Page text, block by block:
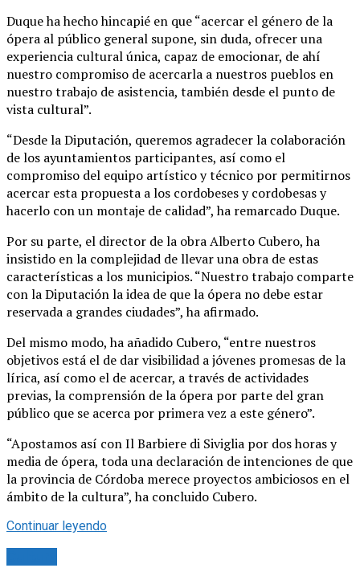
Duque ha hecho hincapié en que “acercar el género de la
ópera al público general supone, sin duda, ofrecer una
experiencia cultural única, capaz de emocionar, de ahí
nuestro compromiso de acercarla a nuestros pueblos en
nuestro trabajo de asistencia, también desde el punto de
vista cultural”.
“Desde la Diputación, queremos agradecer la colaboración
de los ayuntamientos participantes, así como el
compromiso del equipo artístico y técnico por permitirnos
acercar esta propuesta a los cordobeses y cordobesas y
hacerlo con un montaje de calidad”, ha remarcado Duque.
Por su parte, el director de la obra Alberto Cubero, ha
insistido en la complejidad de llevar una obra de estas
características a los municipios. “Nuestro trabajo comparte
con la Diputación la idea de que la ópera no debe estar
reservada a grandes ciudades”, ha afirmado.
Del mismo modo, ha añadido Cubero, “entre nuestros
objetivos está el de dar visibilidad a jóvenes promesas de la
lírica, así como el de acercar, a través de actividades
previas, la comprensión de la ópera por parte del gran
público que se acerca por primera vez a este género”.
“Apostamos así con Il Barbiere di Siviglia por dos horas y
media de ópera, toda una declaración de intenciones de que
la provincia de Córdoba merece proyectos ambiciosos en el
ámbito de la cultura”, ha concluido Cubero.
Continuar leyendo